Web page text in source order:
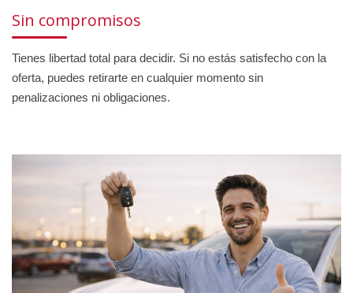
Sin compromisos
Tienes libertad total para decidir. Si no estás satisfecho con la
oferta, puedes retirarte en cualquier momento sin
penalizaciones ni obligaciones.